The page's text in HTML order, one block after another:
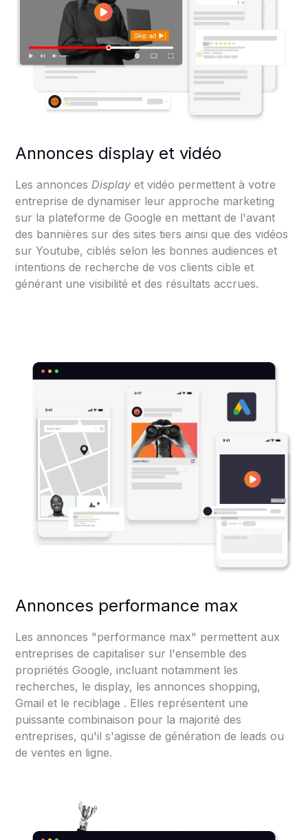
Annonces display et vidéo
Les annonces Display et vidéo permettent à votre
entreprise de dynamiser leur approche marketing
sur la plateforme de Google en mettant de l'avant
des bannières sur des sites tiers ainsi que des vidéos
sur Youtube, ciblés selon les bonnes audiences et
intentions de recherche de vos clients cible et
générant une visibilité et des résultats accrues.
Annonces performance max
Les annonces "performance max" permettent aux
entreprises de capitaliser sur l'ensemble des
propriétés Google, incluant notamment les
recherches, le display, les annonces shopping,
Gmail et le reciblage . Elles représentent une
puissante combinaison pour la majorité des
entreprises, qu'il s'agisse de génération de leads ou
de ventes en ligne.